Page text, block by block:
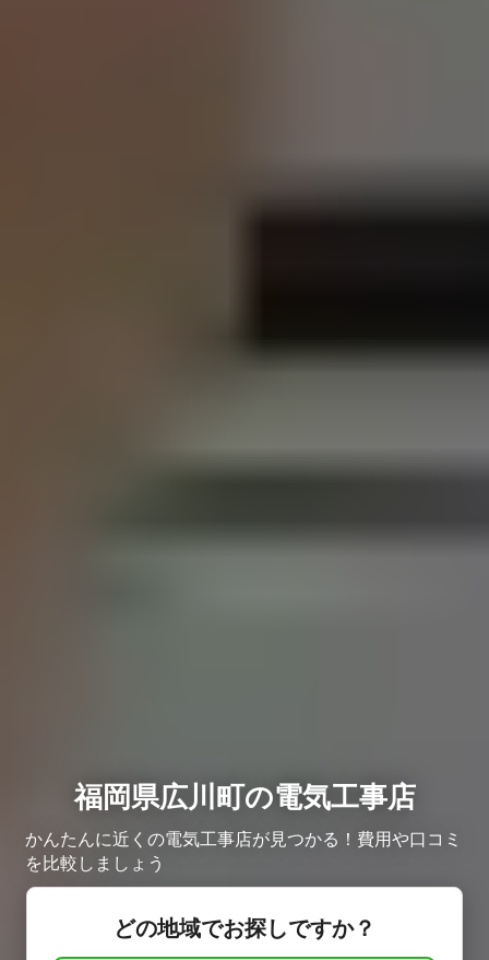
福岡県広川町の電気工事店
かんたんに近くの電気工事店が見つかる！費用や口コミ
を比較しましょう
どの地域でお探しですか？